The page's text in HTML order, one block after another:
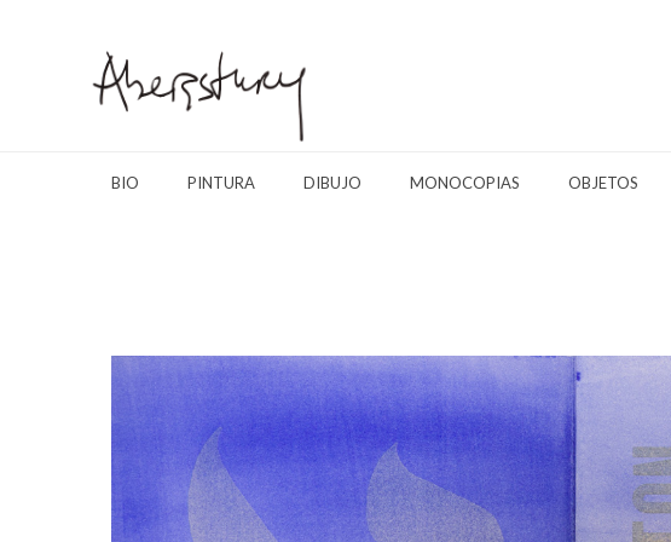
BIO PINTURA DIBUJO MONOCOPIAS OBJETOS